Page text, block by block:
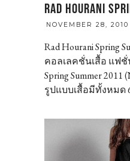
RAD HOURANI
NOVEMBER 28, 2010
Rad Hourani Spring
คอลเลคชั่นเสื้อ แฟชั่
Spring Summer 2011
รูปแบบเสื้อมีทั้งหมด